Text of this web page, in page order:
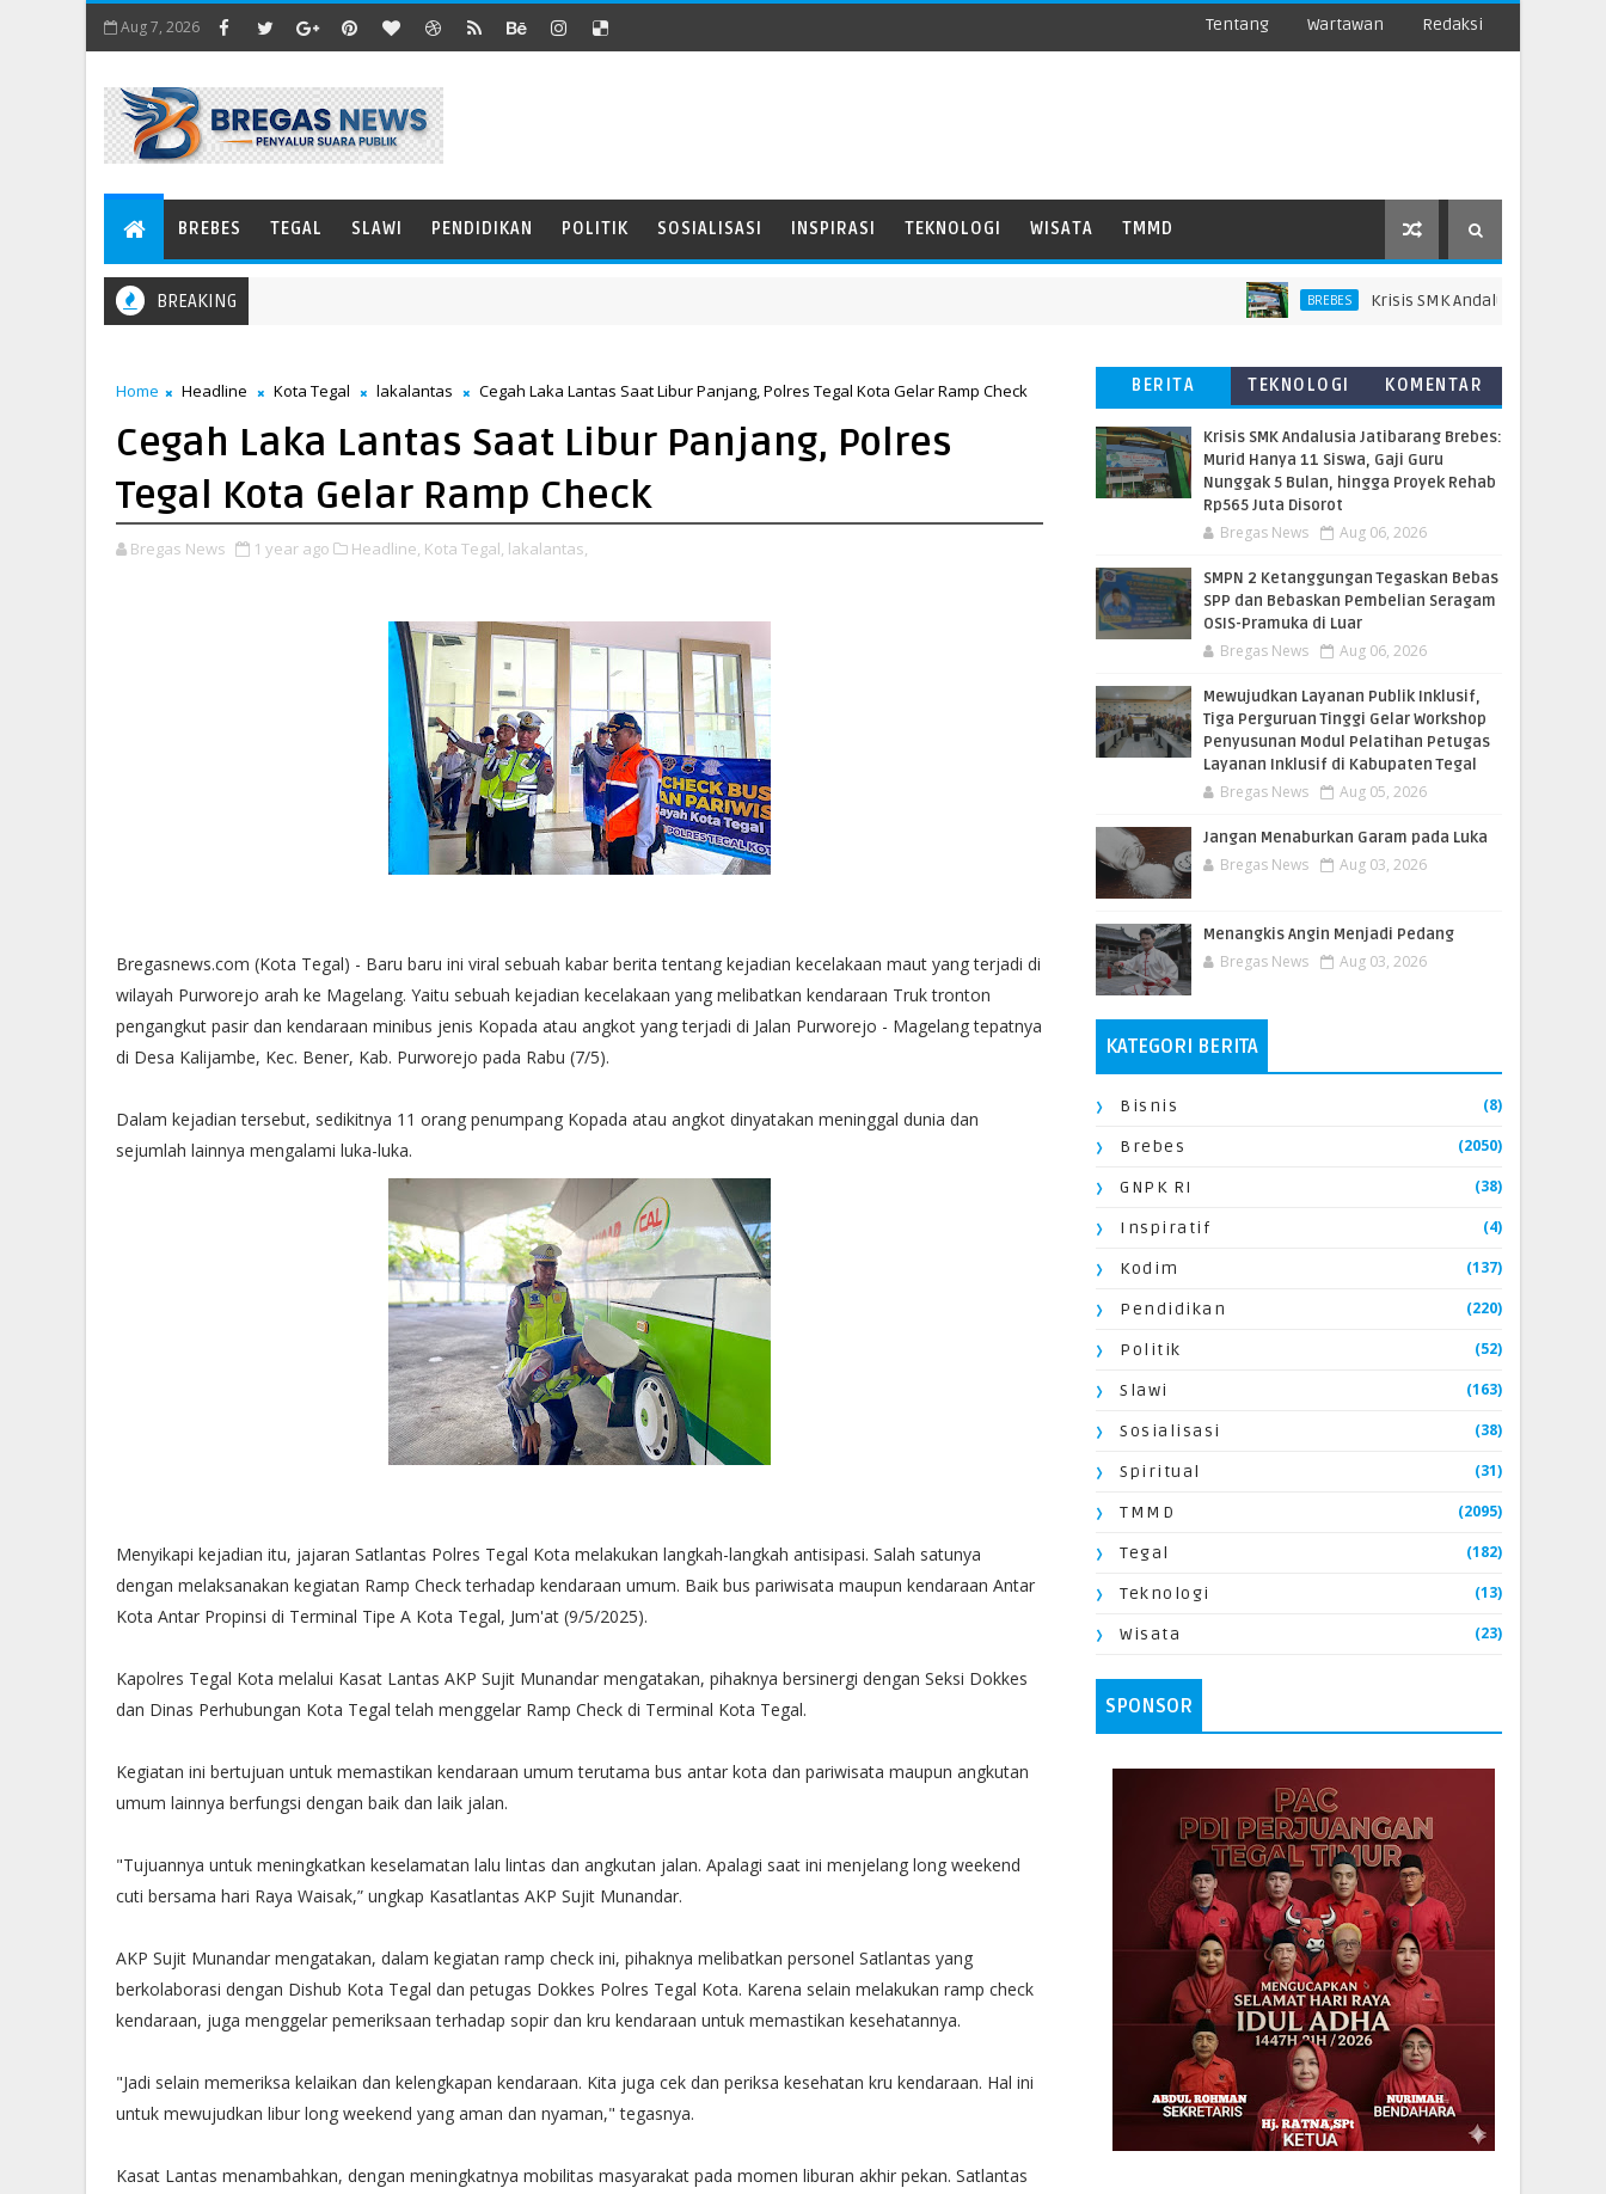
Aug 7, 2026 Tentang Wartawan Redaksi
BREBES TEGAL SLAWI PENDIDIKAN POLITIK SOSIALISASI INSPIRASI TEKNOLOGI WISATA TMMD
BREAKING BREBES Krisis SMK Andalusia Jatibarang
Home Headline Kota Tegal lakalantas Cegah Laka Lantas Saat Libur Panjang, Polres Tegal Kota Gelar Ramp Check
Cegah Laka Lantas Saat Libur Panjang, Polres
Tegal Kota Gelar Ramp Check
Bregas News 1 year ago Headline, Kota Tegal, lakalantas,
Bregasnews.com (Kota Tegal) - Baru baru ini viral sebuah kabar berita tentang kejadian kecelakaan maut yang terjadi di
wilayah Purworejo arah ke Magelang. Yaitu sebuah kejadian kecelakaan yang melibatkan kendaraan Truk tronton
pengangkut pasir dan kendaraan minibus jenis Kopada atau angkot yang terjadi di Jalan Purworejo - Magelang tepatnya
di Desa Kalijambe, Kec. Bener, Kab. Purworejo pada Rabu (7/5).
Dalam kejadian tersebut, sedikitnya 11 orang penumpang Kopada atau angkot dinyatakan meninggal dunia dan
sejumlah lainnya mengalami luka-luka.
Menyikapi kejadian itu, jajaran Satlantas Polres Tegal Kota melakukan langkah-langkah antisipasi. Salah satunya
dengan melaksanakan kegiatan Ramp Check terhadap kendaraan umum. Baik bus pariwisata maupun kendaraan Antar
Kota Antar Propinsi di Terminal Tipe A Kota Tegal, Jum'at (9/5/2025).
Kapolres Tegal Kota melalui Kasat Lantas AKP Sujit Munandar mengatakan, pihaknya bersinergi dengan Seksi Dokkes
dan Dinas Perhubungan Kota Tegal telah menggelar Ramp Check di Terminal Kota Tegal.
Kegiatan ini bertujuan untuk memastikan kendaraan umum terutama bus antar kota dan pariwisata maupun angkutan
umum lainnya berfungsi dengan baik dan laik jalan.
"Tujuannya untuk meningkatkan keselamatan lalu lintas dan angkutan jalan. Apalagi saat ini menjelang long weekend
cuti bersama hari Raya Waisak,” ungkap Kasatlantas AKP Sujit Munandar.
AKP Sujit Munandar mengatakan, dalam kegiatan ramp check ini, pihaknya melibatkan personel Satlantas yang
berkolaborasi dengan Dishub Kota Tegal dan petugas Dokkes Polres Tegal Kota. Karena selain melakukan ramp check
kendaraan, juga menggelar pemeriksaan terhadap sopir dan kru kendaraan untuk memastikan kesehatannya.
"Jadi selain memeriksa kelaikan dan kelengkapan kendaraan. Kita juga cek dan periksa kesehatan kru kendaraan. Hal ini
untuk mewujudkan libur long weekend yang aman dan nyaman," tegasnya.
Kasat Lantas menambahkan, dengan meningkatnya mobilitas masyarakat pada momen liburan akhir pekan. Satlantas
BERITA
TERBARU
TEKNOLOGI
KOMENTAR
Krisis SMK Andalusia Jatibarang Brebes:
Murid Hanya 11 Siswa, Gaji Guru
Nunggak 5 Bulan, hingga Proyek Rehab
Rp565 Juta Disorot
Bregas News Aug 06, 2026
SMPN 2 Ketanggungan Tegaskan Bebas
SPP dan Bebaskan Pembelian Seragam
OSIS-Pramuka di Luar
Bregas News Aug 06, 2026
​Mewujudkan Layanan Publik Inklusif,
Tiga Perguruan Tinggi Gelar Workshop
Penyusunan Modul Pelatihan Petugas
Layanan Inklusif di Kabupaten Tegal
Bregas News Aug 05, 2026
Jangan Menaburkan Garam pada Luka
Bregas News Aug 03, 2026
Menangkis Angin Menjadi Pedang
Bregas News Aug 03, 2026
KATEGORI BERITA
Bisnis (8)
Brebes (2050)
GNPK RI (38)
Inspiratif (4)
Kodim (137)
Pendidikan (220)
Politik (52)
Slawi (163)
Sosialisasi (38)
Spiritual (31)
TMMD (2095)
Tegal (182)
Teknologi (13)
Wisata (23)
SPONSOR